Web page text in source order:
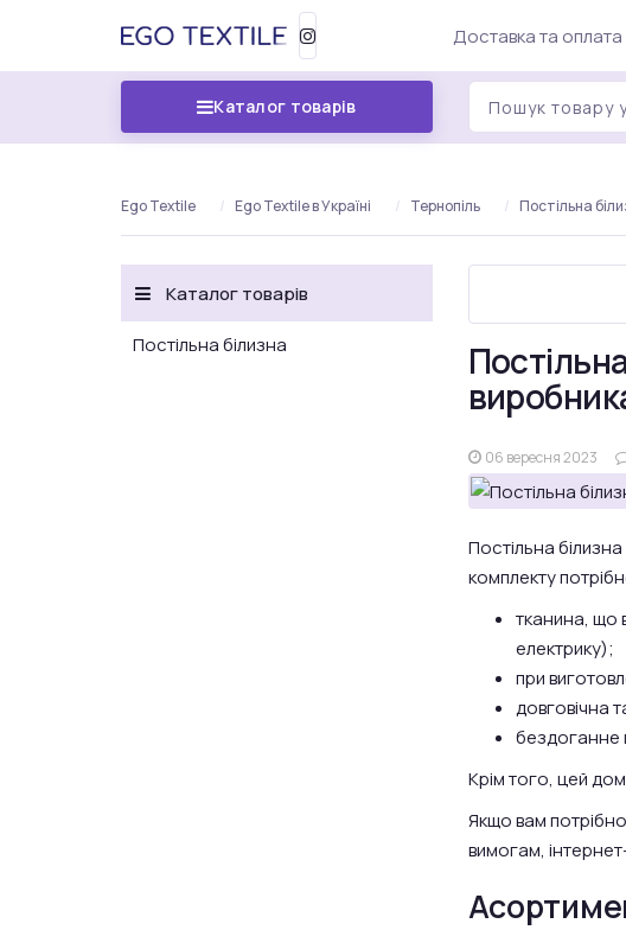
Доставка та оплата
Каталог товарів
Ego Textile Ego Textile в Україні Тернопіль Постільна
Каталог товарів
Постільна білизна
06 вересня 2023
Постільна
комплекту
тканина, що
електрику);
при
довговічна
бездоганне
Крім того, цей
Якщо вам потрібно
вимогам,